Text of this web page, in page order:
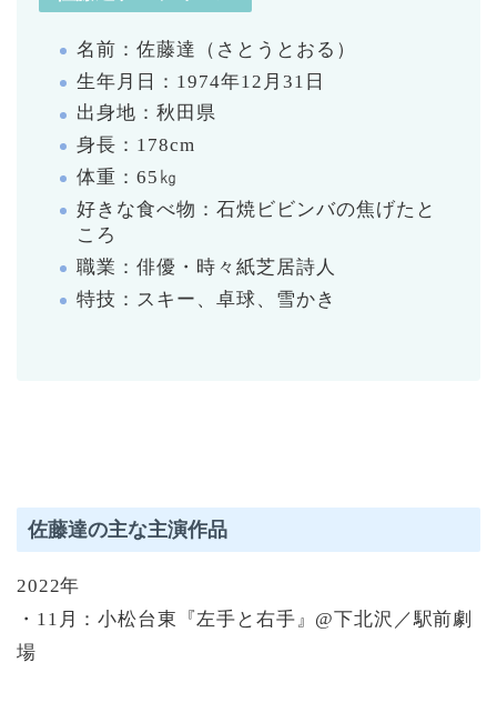
名前：佐藤達（さとうとおる）
生年月日：1974年12月31日
出身地：秋田県
身長：178cm
体重：65㎏
好きな食べ物：石焼ビビンバの焦げたと
ころ
職業：俳優・時々紙芝居詩人
特技：スキー、卓球、雪かき
佐藤達の主な主演作品
2022年
・11月：小松台東『左手と右手』@下北沢／駅前劇
場